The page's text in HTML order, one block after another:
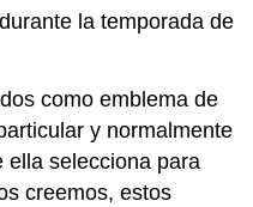
la temporada de
como emblema de
y normalmente
ella selecciona para
creemos, estos